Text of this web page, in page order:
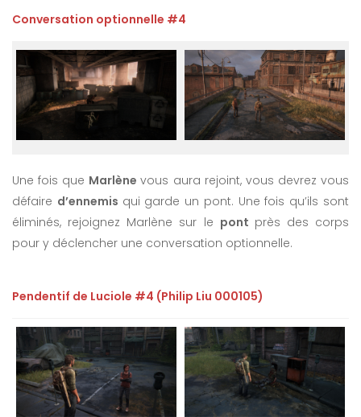
Conversation optionnelle #4
Une fois que Marlènevous aura rejoint, vous devrez vous
défaire d’ennemis qui garde un pont. Une fois qu’ils sont
éliminés, rejoignez Marlène sur le pont près des corps
pour y déclencher une conversation optionnelle.
Pendentif de Luciole #4 (Philip Liu 000105)